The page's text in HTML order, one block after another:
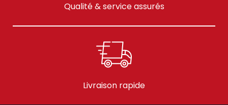
Qualité & service assurés
Livraison rapide